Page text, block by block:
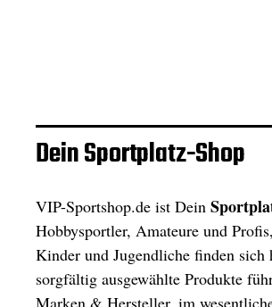
Dein Sportplatz-Shop
VIP-Sportshop.de ist Dein
Hobbysportler, Amateure und
Kinder und Jugendliche finden sich
sorgfältig ausgewählte Produkte
Marken & Hersteller, im